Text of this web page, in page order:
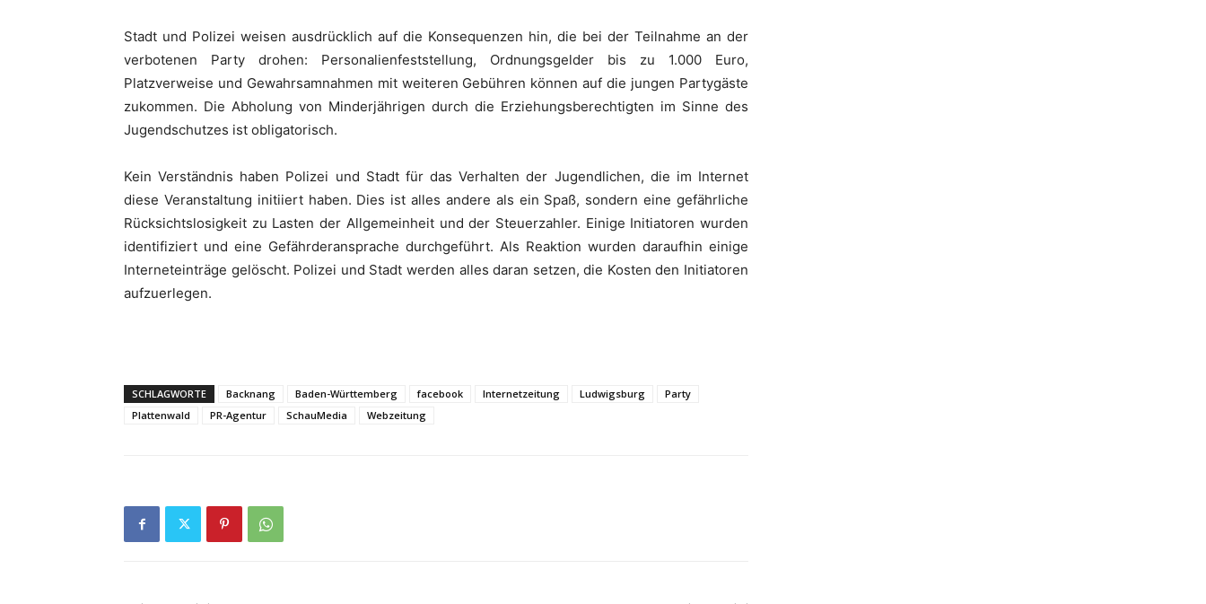
Stadt und Polizei weisen ausdrücklich auf die Konsequenzen hin, die bei der Teilnahme an der
verbotenen Party drohen: Personalienfeststellung, Ordnungsgelder bis zu 1.000 Euro,
Platzverweise und Gewahrsamnahmen mit weiteren Gebühren können auf die jungen Partygäste
zukommen. Die Abholung von Minderjährigen durch die Erziehungsberechtigten im Sinne des
Jugendschutzes ist obligatorisch.
Kein Verständnis haben Polizei und Stadt für das Verhalten der Jugendlichen, die im Internet
diese Veranstaltung initiiert haben. Dies ist alles andere als ein Spaß, sondern eine gefährliche
Rücksichtslosigkeit zu Lasten der Allgemeinheit und der Steuerzahler. Einige Initiatoren wurden
identifiziert und eine Gefährderansprache durchgeführt. Als Reaktion wurden daraufhin einige
Interneteinträge gelöscht. Polizei und Stadt werden alles daran setzen, die Kosten den Initiatoren
aufzuerlegen.
SCHLAGWORTE Backnang Baden-Württemberg facebook Internetzeitung Ludwigsburg
Party
Plattenwald
PR-Agentur SchauMedia Webzeitung